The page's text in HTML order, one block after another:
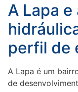
A Lapa
perfil de
A Lapa é um
de